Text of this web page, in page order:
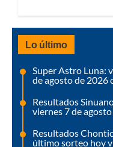
Lo último
Super Astro Luna:
de agosto de 2026
Resultados
viernes 7 de
Resultados
último sorteo hoy